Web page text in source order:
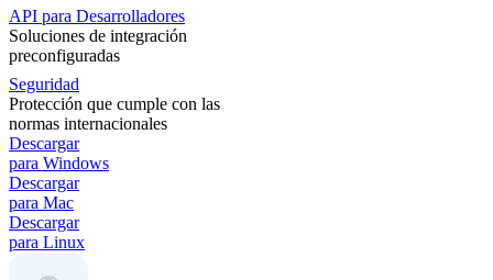
API para Desarrolladores
Soluciones de integración
preconfiguradas
Seguridad
Protección que cumple con las
normas internacionales
Descargar
para Windows
Descargar
para Mac
Descargar
para Linux